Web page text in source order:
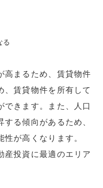
る
高まるため、賃貸物件
、賃貸物件を所有して
できます。また、人口
る傾向があるため、
が高くなります。
産投資に最適のエリア